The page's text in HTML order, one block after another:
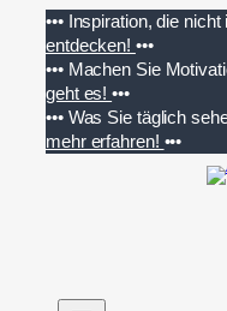
Inhalt
springen
••• Inspiration, die
entdecken! •••
••• Machen Sie
geht es!•••
••• Was Sie täglich
mehr erfahren! •••